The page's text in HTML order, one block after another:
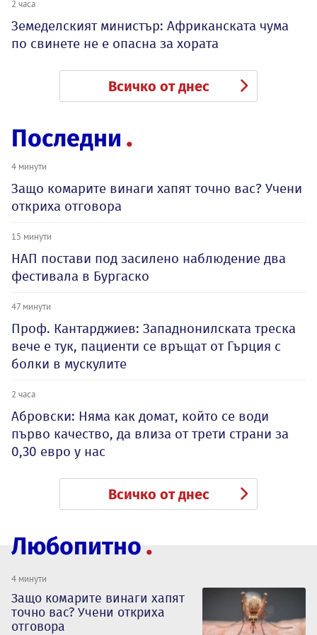
2 часа
Земеделският министър: Африканската чума
по свинете не е опасна за хората
Всичко от днес
Последни
4 минути
Защо комарите винаги хапят точно вас? Учени
откриха отговора
15 минути
НАП постави под засилено наблюдение два
фестивала в Бургаско
47 минути
Проф. Кантарджиев: Западнонилската треска
вече е тук, пациенти се връщат от Гърция с
болки в мускулите
2 часа
Абровски: Няма как домат, който се води
първо качество, да влиза от трети страни за
0,30 евро у нас
Всичко от днес
Любопитно
4 минути
Защо комарите винаги хапят
точно вас? Учени откриха
отговора